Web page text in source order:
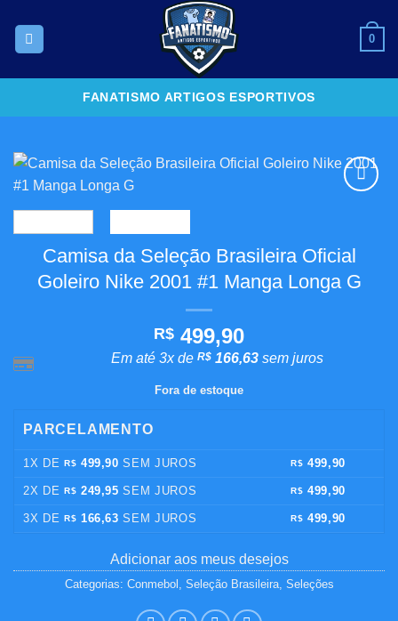
content
0
FANATISMO ARTIGOS ESPORTIVOS
desejos
Camisa da Seleção Brasileira Oficial
Goleiro Nike 2001 #1 Manga Longa G
R$ 499,90
Em até 3x de R$166,63sem juros
Fora de estoque
PARCELAMENTO
1X DE R$ 499,90 SEM JUROS R$ 499,90
2X DE R$ 249,95 SEM JUROS R$ 499,90
3X DE R$ 166,63 SEM JUROS R$ 499,90
Adicionar aos meus desejos
Categorias: Conmebol Seleção Brasileira, Seleções